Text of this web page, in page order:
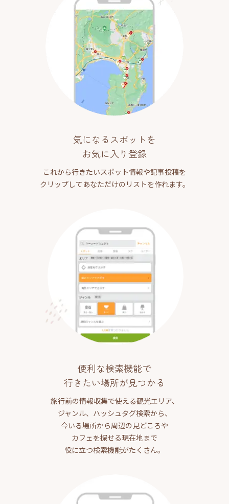
気になるスポットを
お気に入り登録
これから行きたいスポット情報や記事投稿を
クリップしてあなただけのリストを作れます。
便利な検索機能で
行きたい場所が見つかる
旅行前の情報収集で使える観光エリア、
ジャンル、ハッシュタグ検索から、
今いる場所から周辺の見どころや
カフェを探せる現在地まで
役に立つ検索機能がたくさん。